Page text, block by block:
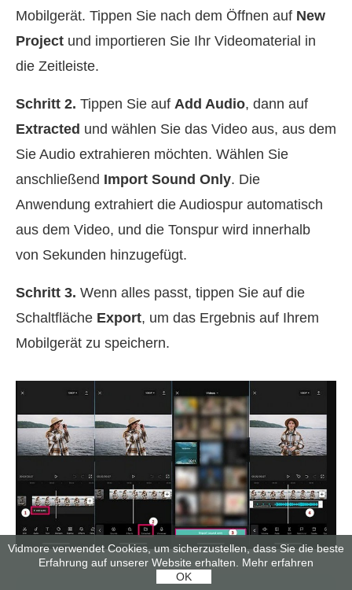
Mobilgerät. Tippen Sie nach dem Öffnen auf New
Project und importieren Sie Ihr Videomaterial in
die Zeitleiste.
Schritt 2. Tippen Sie auf Add Audio, dann auf
Extracted und wählen Sie das Video aus, aus dem
Sie Audio extrahieren möchten. Wählen Sie
anschließend Import Sound Only. Die
Anwendung extrahiert die Audiospur automatisch
aus dem Video, und die Tonspur wird innerhalb
von Sekunden hinzugefügt.
Schritt 3. Wenn alles passt, tippen Sie auf die
Schaltfläche Export, um das Ergebnis auf Ihrem
Mobilgerät zu speichern.
Vidmore verwendet Cookies, um sicherzustellen, dass Sie die beste
Erfahrung auf unserer Website erhalten. Mehr erfahren
OK